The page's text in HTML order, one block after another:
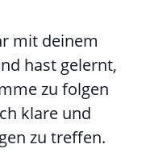
mit deinem
hast gelernt,
zu folgen
klare und
zu treffen.